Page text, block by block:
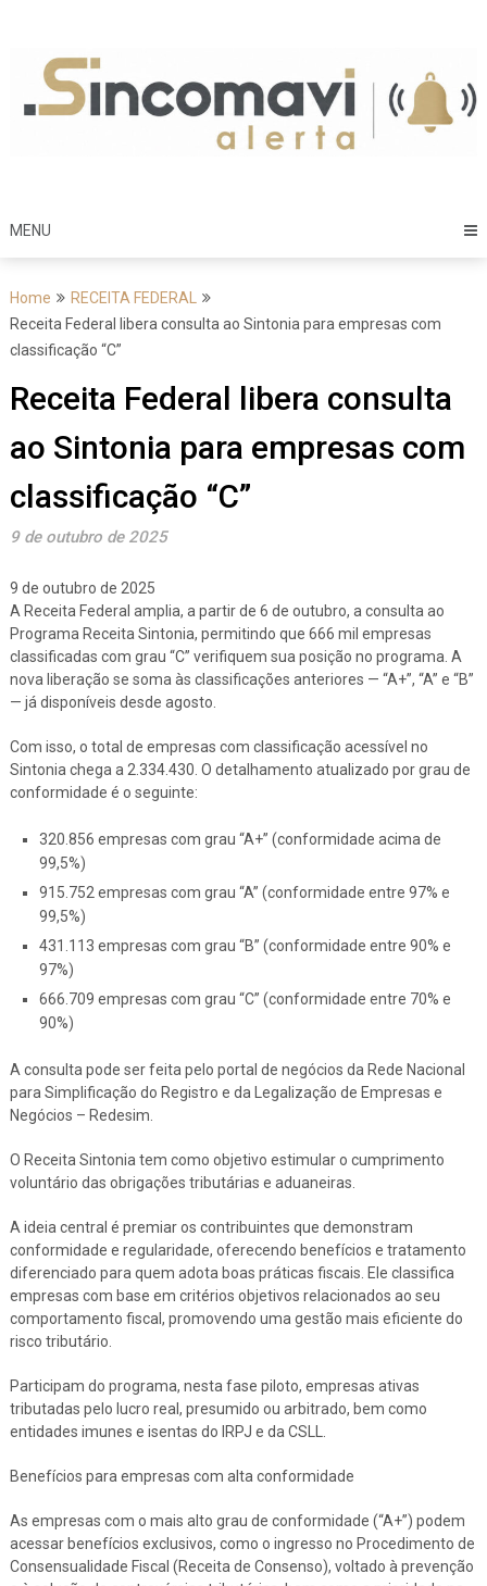
content
MENU
Home
RECEITA FEDERAL
Receita Federal libera consulta ao Sintonia para empresas com
classificação “C”
Receita Federal libera consulta
ao Sintonia para empresas com
classificação “C”
9 de outubro de 2025
9 de outubro de 2025
A Receita Federal amplia, a partir de 6 de outubro, a consulta ao
Programa Receita Sintonia, permitindo que 666 mil empresas
classificadas com grau “C” verifiquem sua posição no programa. A
nova liberação se soma às classificações anteriores — “A+”, “A” e “B”
— já disponíveis desde agosto.
Com isso, o total de empresas com classificação acessível no
Sintonia chega a 2.334.430. O detalhamento atualizado por grau de
conformidade é o seguinte:
320.856 empresas com grau “A+” (conformidade acima de
99,5%)
915.752 empresas com grau “A” (conformidade entre 97% e
99,5%)
431.113 empresas com grau “B” (conformidade entre 90% e
97%)
666.709 empresas com grau “C” (conformidade entre 70% e
90%)
A consulta pode ser feita pelo portal de negócios da Rede Nacional
para Simplificação do Registro e da Legalização de Empresas e
Negócios – Redesim.
O Receita Sintonia tem como objetivo estimular o cumprimento
voluntário das obrigações tributárias e aduaneiras.
A ideia central é premiar os contribuintes que demonstram
conformidade e regularidade, oferecendo benefícios e tratamento
diferenciado para quem adota boas práticas fiscais. Ele classifica
empresas com base em critérios objetivos relacionados ao seu
comportamento fiscal, promovendo uma gestão mais eficiente do
risco tributário.
Participam do programa, nesta fase piloto, empresas ativas
tributadas pelo lucro real, presumido ou arbitrado, bem como
entidades imunes e isentas do IRPJ e da CSLL.
Benefícios para empresas com alta conformidade
As empresas com o mais alto grau de conformidade (“A+”) podem
acessar benefícios exclusivos, como o ingresso no Procedimento de
Consensualidade Fiscal (Receita de Consenso), voltado à prevenção